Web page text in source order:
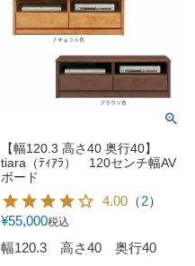
【幅120.3 高さ40 奥行40】
tiara（ﾃｨｱﾗ） 120センチ幅AV
ボード
4.00 （2）
¥55,000税込
幅120.3 高さ40 奥行40